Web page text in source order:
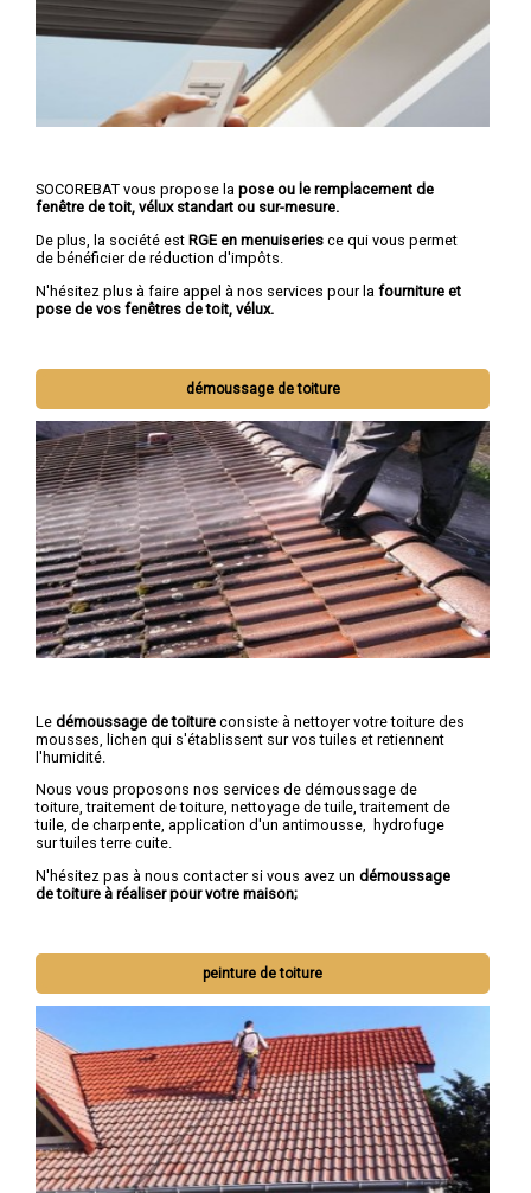
SOCOREBAT vous propose la pose ou le remplacement de
fenêtre de toit, vélux standart ou sur-mesure.
De plus, la société est RGE en menuiseries ce qui vous permet
de bénéficier de réduction d'impôts.
N'hésitez plus à faire appel à nos services pour la fourniture et
pose de vos fenêtres de toit, vélux.
démoussage de toiture
Le démoussage de toiture consiste à nettoyer votre toiture des
mousses, lichen qui s'établissent sur vos tuiles et retiennent
l'humidité.
Nous vous proposons nos services de démoussage de
toiture, traitement de toiture, nettoyage de tuile, traitement de
tuile, de charpente, application d'un antimousse, hydrofuge
sur tuiles terre cuite.
N'hésitez pas à nous contacter si vous avez un démoussage
de toiture à réaliser pour votre maison;
peinture de toiture